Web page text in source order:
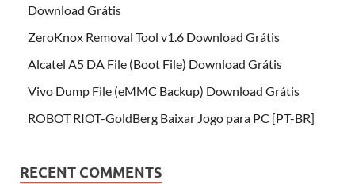
Download Grátis
ZeroKnox Removal Tool v1.6 Download Grátis
Alcatel A5 DA File (Boot File) Download Grátis
Vivo Dump File (eMMC Backup) Download Grátis
ROBOT RIOT-GoldBerg Baixar Jogo para PC [PT-BR]
RECENT COMMENTS